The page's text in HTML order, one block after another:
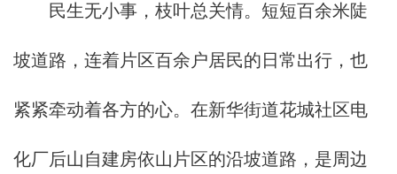
民生无小事，枝叶总关情。短短百余米陡
坡道路，连着片区百余户居民的日常出行，也
紧紧牵动着各方的心。在新华街道花城社区电
化厂后山自建房依山片区的沿坡道路，是周边